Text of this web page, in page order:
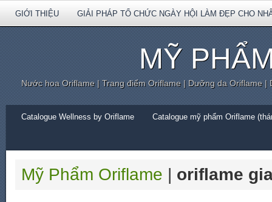
GIỚI THIỆU GIẢI PHÁP TỔ CHỨC NGÀY HỘI LÀM ĐẸP CHO
MỸ
Nước hoa Oriflame | Trang điểm Oriflame | Dưỡng da Oriflame
Catalogue Wellness by Oriflame Catalogue mỹ phẩm Oriflame
Mỹ Phẩm Oriflame | oriflame